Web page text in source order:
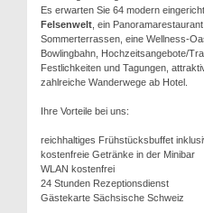
Es erwarten Sie 64 modern
Felsenwelt , ein
Sommerterrassen, eine Wellness-
Bowlingbahn, Hochzeitsangebote/
Festlichkeiten und Tagungen,
zahlreiche Wanderwege ab Hotel.
Ihre Vorteile bei uns:
reichhaltiges Frühstücksbuffet
kostenfreie Getränke in der Minibar
WLAN kostenfrei
24 Stunden Rezeptionsdienst
Gästekarte Sächsische Schweiz